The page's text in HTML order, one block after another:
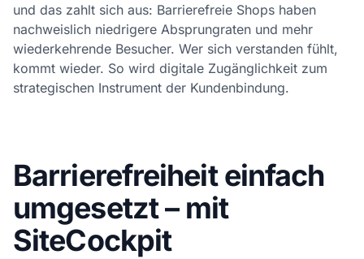
und das zahlt sich aus: Barrierefreie Shops haben
nachweislich niedrigere Absprungraten und mehr
wiederkehrende Besucher. Wer sich verstanden fühlt,
kommt wieder. So wird digitale Zugänglichkeit zum
strategischen Instrument der Kundenbindung.
Barrierefreiheit einfach
umgesetzt – mit
SiteCockpit